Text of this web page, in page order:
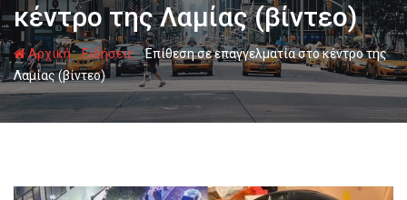
κέντρο της Λαμίας (βίντεο)
Αρχική-Ειδήσεις-Επίθεση σε επαγγελματία στο κέντρο της
Λαμίας (βίντεο)